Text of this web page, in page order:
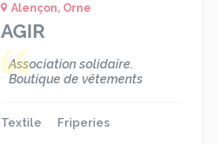
Alençon, Orne
AGIR
Association solidaire.
Boutique de vêtements
Textile Friperies